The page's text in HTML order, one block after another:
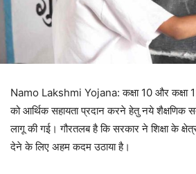
Namo Lakshmi Yojana: कक्षा 10 और कक्षा
को आर्थिक सहायता प्रदान करने हेतु नये शैक्षणिक
लागू की गई। गौरतलब है कि सरकार ने शिक्षा के
देने के लिए अहम कदम उठाया है।